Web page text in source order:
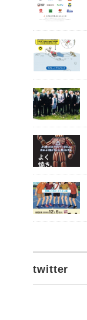
twitter